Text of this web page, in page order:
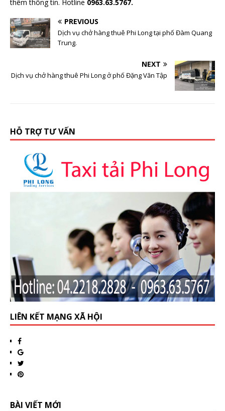
thêm thông tin. Hotline 0963.63.5767.
PREVIOUS
Dịch vụ chở hàng thuê Phi Long tại phố Đàm Quang
Trung.
NEXT
Dịch vụ chở hàng thuê Phi Long ở phố Đặng Văn Tập
HỖ TRỢ TƯ VẤN
LIÊN KẾT MẠNG XÃ HỘI
BÀI VIẾT MỚI